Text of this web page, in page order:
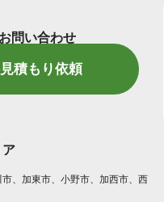
問い合わせ
積もり依頼
、加東市、小野市、加西市、西